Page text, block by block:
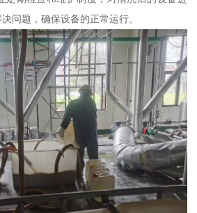
问题，确保设备的正常运行。